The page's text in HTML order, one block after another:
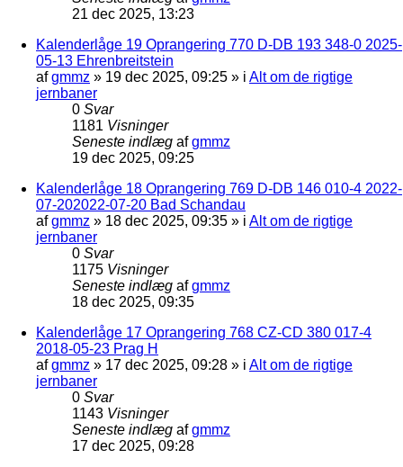
21 dec 2025, 13:23
Kalenderlåge 19 Oprangering 770 D-DB 193 348-0 2025-
05-13 Ehrenbreitstein
afgmmz » 19 dec 2025, 09:25 » i Alt om de rigtige
jernbaner
0 Svar
1181 Visninger
Seneste indlæg afgmmz
19 dec 2025, 09:25
Kalenderlåge 18 Oprangering 769 D-DB 146 010-4 2022-
07-202022-07-20 Bad Schandau
afgmmz » 18 dec 2025, 09:35 » i Alt om de rigtige
jernbaner
0 Svar
1175 Visninger
Seneste indlæg afgmmz
18 dec 2025, 09:35
Kalenderlåge 17 Oprangering 768 CZ-CD 380 017-4
2018-05-23 Prag H
afgmmz » 17 dec 2025, 09:28 » i Alt om de rigtige
jernbaner
0 Svar
1143 Visninger
Seneste indlæg afgmmz
17 dec 2025, 09:28